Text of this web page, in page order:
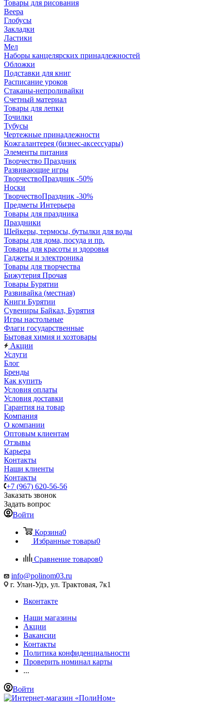
Товары для рисования
Веера
Глобусы
Закладки
Ластики
Мел
Наборы канцелярских принадлежностей
Обложки
Подставки для книг
Расписание уроков
Стаканы-непроливайки
Счетный материал
Товары для лепки
Точилки
Тубусы
Чертежные принадлежности
Кожгалантерея (бизнес-аксессуары)
Элементы питания
Творчество Праздник
Развивающие игры
ТворчествоПраздник -50%
Носки
ТворчествоПраздник -30%
Предметы Интерьера
Товары для праздника
Праздники
Шейкеры, термосы, бутылки для воды
Товары для дома, посуда и пр.
Товары для красоты и здоровья
Гаджеты и электроника
Товары для творчества
Бижутерия Прочая
Товары Бурятии
Развивайка (местная)
Книги Бурятии
Сувениры Байкал, Бурятия
Игры настольные
Флаги государственные
Бытовая химия и хозтовары
Акции
Услуги
Блог
Бренды
Как купить
Условия оплаты
Условия доставки
Гарантия на товар
Компания
О компании
Оптовым клиентам
Отзывы
Карьера
Контакты
Наши клиенты
Контакты
+7 (967) 620-56-56
Заказать звонок
Задать вопрос
Войти
Корзина0
Избранные товары0
Сравнение товаров0
info@polinom03.ru
г. Улан-Удэ, ул. Трактовая, 7к1
Вконтакте
Наши магазины
Акции
Вакансии
Контакты
Политика конфиденциальности
Проверить номинал карты
...
Войти